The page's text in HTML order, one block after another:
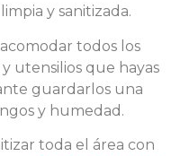
y sanitizada.
todos los
utensilios que hayas
guardarlos una
y humedad.
toda el área con